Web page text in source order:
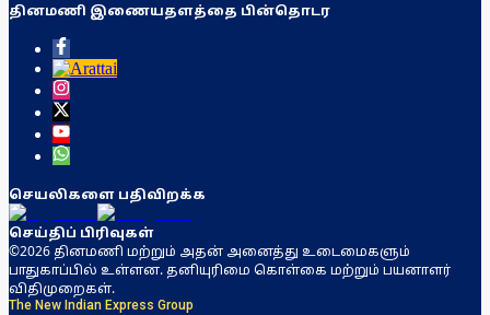
தினமணி இணையதளத்தை பின்தொடர
செயலிகளை பதிவிறக்க
செய்திப் பிரிவுகள்
©2026 தினமணி மற்றும் அதன் அனைத்து உடைமைகளும்
பாதுகாப்பில் உள்ளன. தனியுரிமை கொள்கை மற்றும் பயனாளர்
விதிமுறைகள்.
The New Indian Express Group